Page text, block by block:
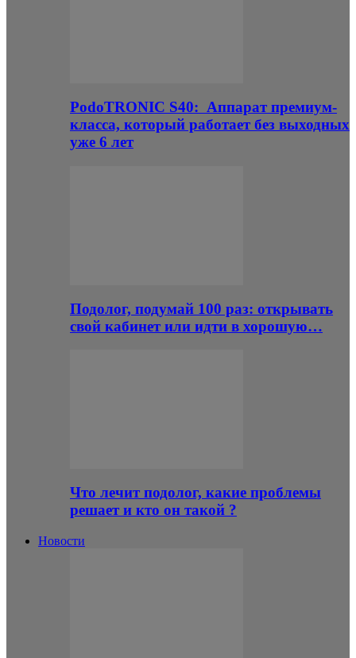
PodoTRONIC S40: Аппарат премиум-
класса, который работает без выходных
уже 6 лет
Подолог, подумай 100 раз: открывать
свой кабинет или идти в хорошую…
Что лечит подолог, какие проблемы
решает и кто он такой ?
Новости